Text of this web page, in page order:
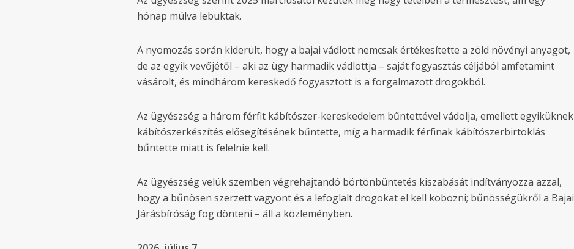
hónap múlva lebuktak.
A nyomozás során kiderült, hogy a bajai vádlott nemcsak értékesítette a zöld növényi anyagot,
de az egyik vevőjétől – aki az ügy harmadik vádlottja – saját fogyasztás céljából amfetamint
vásárolt, és mindhárom kereskedő fogyasztott is a forgalmazott drogokból.
Az ügyészség a három férfit kábítószer-kereskedelem bűntettével vádolja, emellett egyiküknek
kábítószerkészítés elősegítésének bűntette, míg a harmadik férfinak kábítószerbirtoklás
bűntette miatt is felelnie kell.
Az ügyészség velük szemben végrehajtandó börtönbüntetés kiszabását indítványozza azzal,
hogy a bűnösen szerzett vagyont és a lefoglalt drogokat el kell kobozni; bűnösségükről a Bajai
Járásbíróság fog dönteni – áll a közleményben.